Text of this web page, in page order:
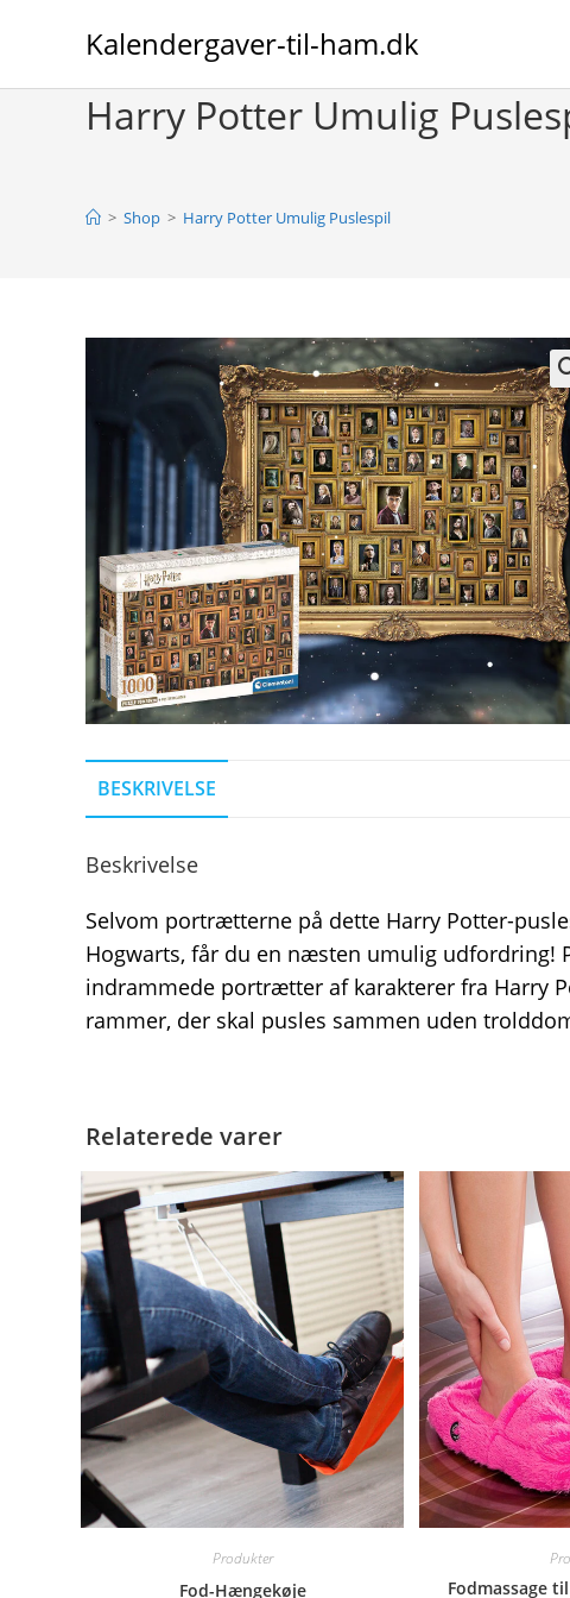
Kalendergaver-til-ham.dk
Harry Potter Umulig
> Shop > Harry Potter Umulig Puslespil
🔍
BESKRIVELSE
Beskrivelse
Selvom portrætterne på dette Harry Potter-
Hogwarts, får du en næsten umulig udfordring!
indrammede portrætter af karakterer fra Harry
rammer, der skal pusles sammen uden
Relaterede varer
Produkter
Fod-Hængekøje Fodmassage